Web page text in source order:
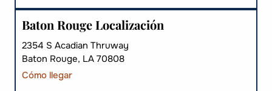
Baton Rouge Localización
2354 S Acadian Thruway
Baton Rouge, LA 70808
Cómo llegar